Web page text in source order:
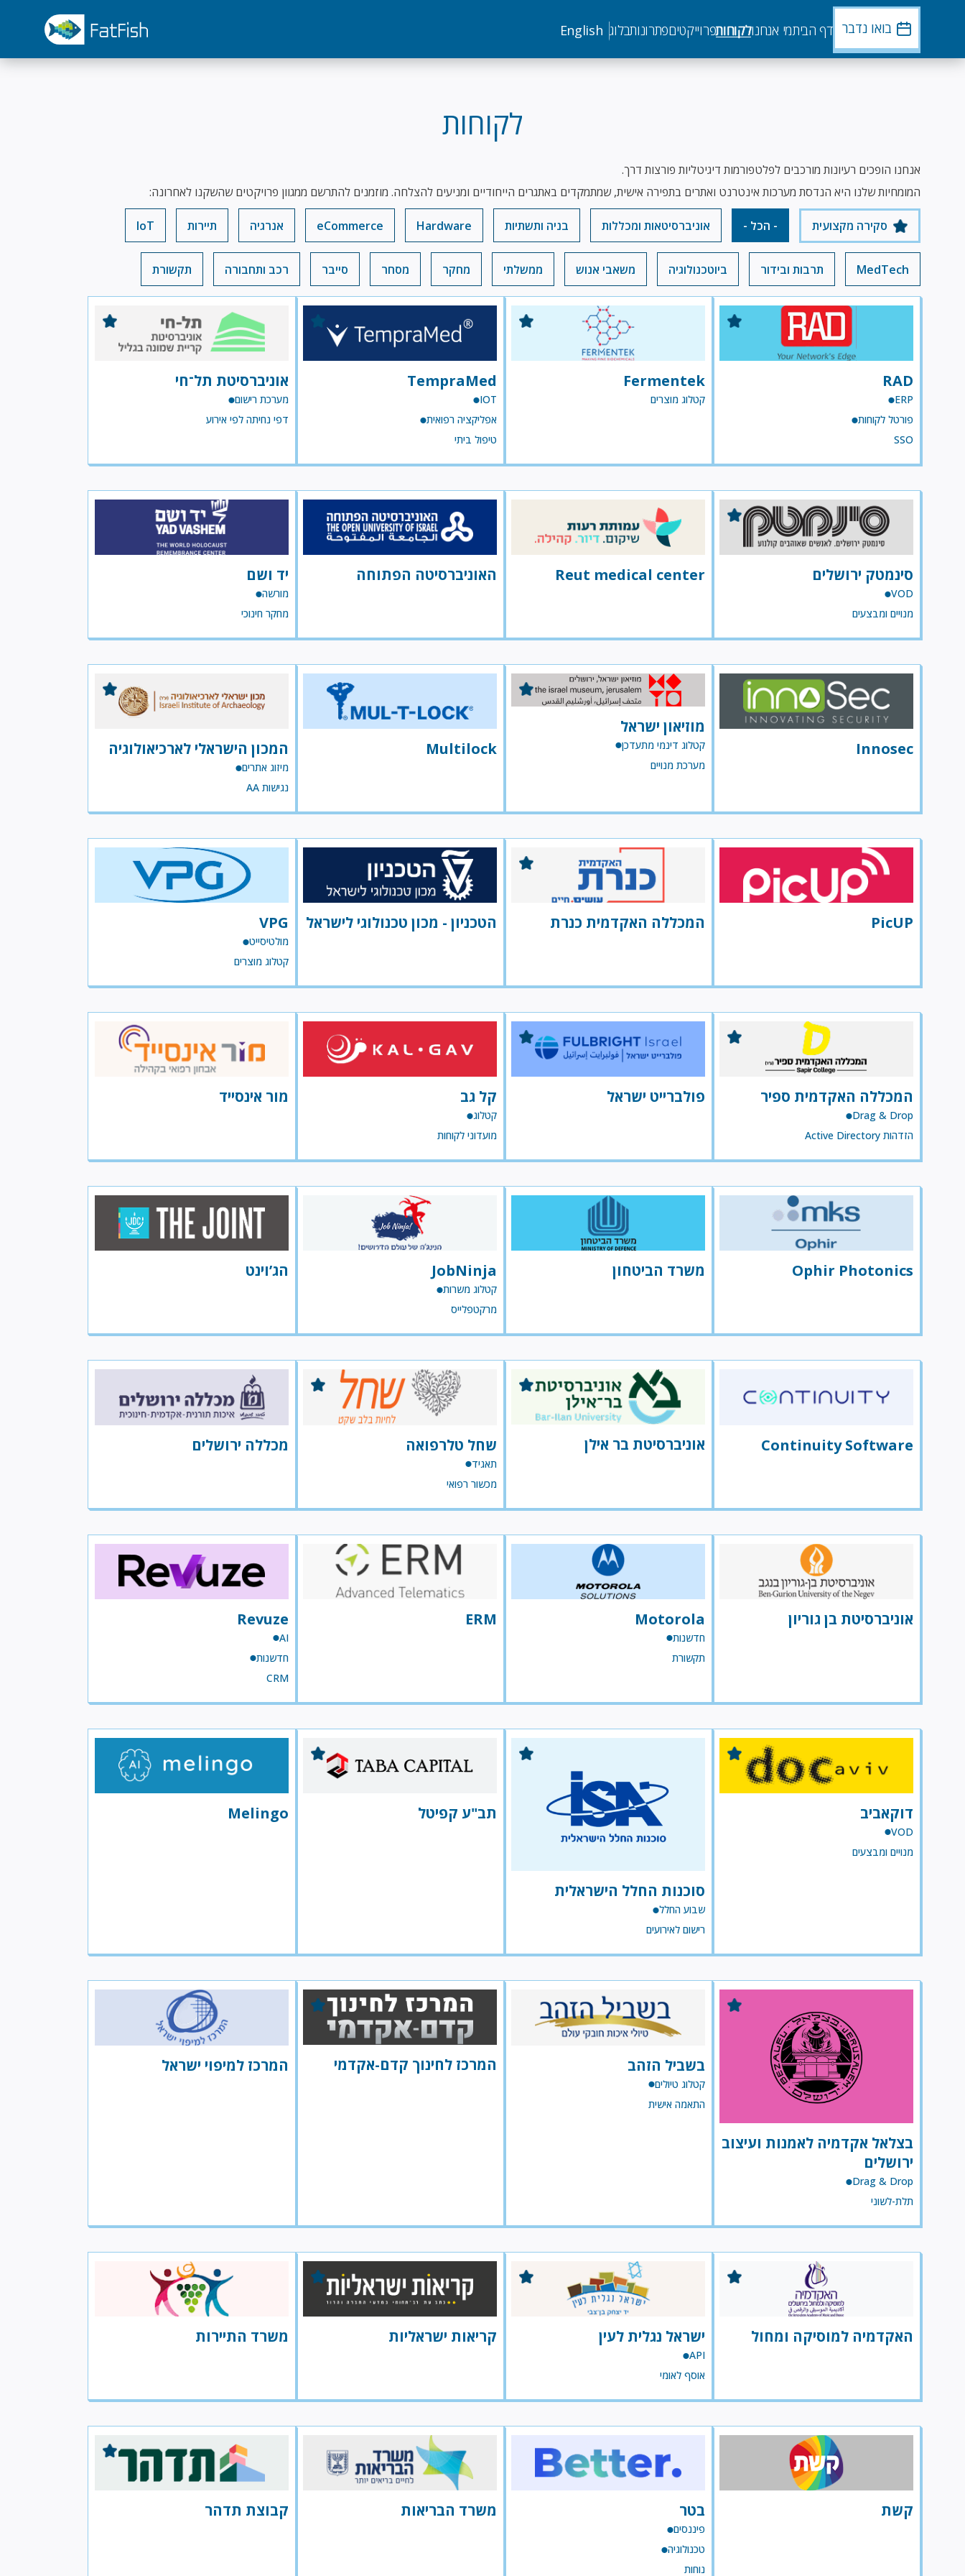
בואו נדבר דף הביתמי אנחנולקוחותפרוייקטיםפתרונותבלוג English
לקוחות
אנחנו הופכים רעיונות מורכבים לפלטפורמות דיגיטליות פורצות דרך.
המומחיות שלנו היא הנדסת מערכות אינטרנט ואתרים בתפירה אישית, שמתמקדים באתגרים הייחודיים ומניעים להצלחה. מוזמנים להתרשם ממגוון פרויקטים שהשקנו לאחרונה:
סקירה מקצועית - הכל - אוניברסיטאות ומכללות בניה ותשתיות Hardware
eCommerce אנרגיה תיירות IoT
MedTech תרבות ובידור ביוטכנולוגיה משאבי אנוש ממשלתי מחקר מסחר סייבר רכב ותחבורה תקשורת
RAD
ERP
פורטל לקוחות
SSO
Fermentek
קטלוג מוצרים
TempraMed
IOT
אפליקציה רפואית
טיפול ביתי
אוניברסיטת תל־חי
מערכת רישום
דפי נחיתה לפי אירוע
סינמטק ירושלים
VOD
מנויים ומבצעים
Reut medical center האוניברסיטה הפתוחה יד ושם
מורשה
מחקר חינוכי
Innosec
מוזיאון ישראל
קטלוג דינמי מתעדכן
מערכת מנויים
Multilock המכון הישראלי לארכיאולוגיה
מיזוג אתרים
נגישות AA
PicUP המכללה האקדמית כנרת הטכניון - מכון טכנולוגי לישראל VPG
מולטיסייט
קטלוג מוצרים
המכללה האקדמית ספיר
Drag & Drop
הזדהות Active Directory
פולברייט ישראל קל גב
קטלוג
מועדוני לקוחות
מור אינסייד
Ophir Photonics משרד הביטחון JobNinja
קטלוג משרות
מרקטפלייס
הג’וינט
Continuity Software אוניברסיטת בר אילן שחל טלרפואה
תאגיד
מכשור רפואי
מכללה ירושלים
אוניברסיטת בן גוריון Motorola
חדשנות
תקשורת
ERM
Revuze
AI
חדשנות
CRM
דוקאביב
VOD
מנויים ומבצעים
סוכנות החלל הישראלית
שבוע החלל
רישום לאירועים
תב"ע קפיטל Melingo
בצלאל אקדמיה לאמנות ועיצוב
ירושלים
Drag & Drop
תלת-לשוני
בשביל הזהב
קטלוג טיולים
התאמה אישית
המרכז לחינוך קדם-אקדמי המרכז למיפוי ישראל
האקדמיה למוסיקה ומחול ישראל נגלית לעין
API
אוסף לאומי
קריאות ישראליות משרד התיירות
קשת בטר
פיננסים
טכנולוגיה
נוחות
משרד הבריאות קבוצת תדהר